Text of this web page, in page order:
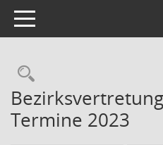
Toggle navigation
Termine 2023